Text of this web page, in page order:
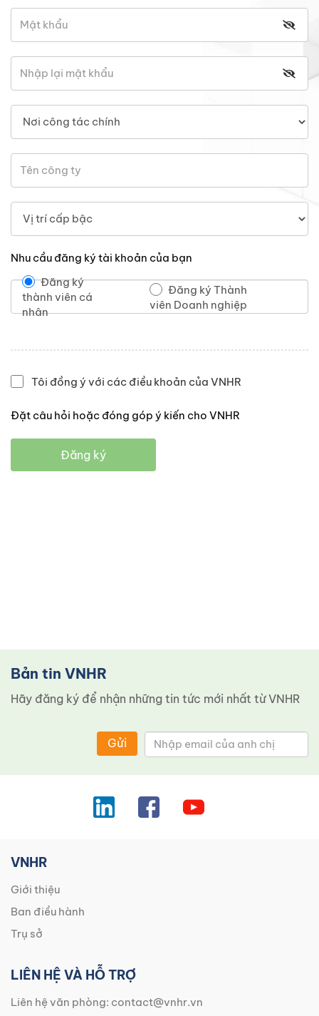
Nhu cầu đăng ký tài khoản của bạn
Đăng ký
thành viên cá
nhân
Đăng ký Thành
viên Doanh nghiệp
Tôi đồng ý với các điều khoản của VNHR
Đặt câu hỏi hoặc đóng góp ý kiến cho VNHR
Đăng ký
Bản tin VNHR
Hãy đăng ký để nhận những tin tức mới nhất từ ​​VNHR
Gửi
VNHR
Giới thiệu
Ban điều hành
Trụ sở
LIÊN HỆ VÀ HỖ TRỢ
Liên hệ văn phòng: contact@vnhr.vn